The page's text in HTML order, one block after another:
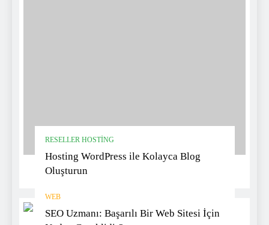
RESELLER HOSTING
Hosting WordPress ile Kolayca Blog
Oluşturun
WEB
SEO Uzmanı: Başarılı Bir Web Sitesi İçin